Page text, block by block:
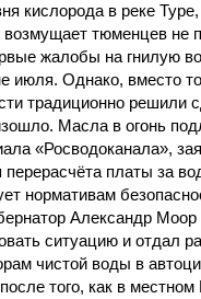
кислорода в реке
возмущает тюменцев не
жалобы на гнилую
июля. Однако, вместо
традиционно решили
Масла в огонь
«Росводоканала»,
платы за
нормативам
Александр
ситуацию и отдал
чистой воды в
того, как в местном